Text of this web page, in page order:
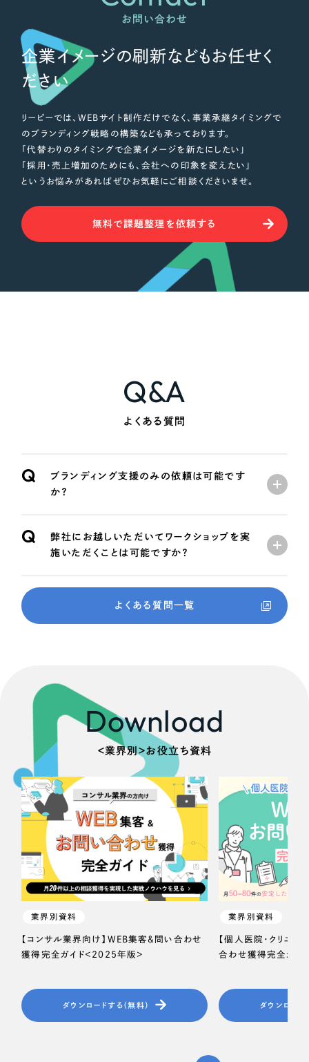
お問い合わせ
企業イメージの刷新などもお任せく
ださい
リーピーでは、WEBサイト制作だけでなく、事業承継タイミングで
のブランディング戦略の構築なども承っております。
「代替わりのタイミングで企業イメージを新たにしたい」
「採用・売上増加のためにも、会社への印象を変えたい」
というお悩みがあればぜひお気軽にご相談くださいませ。
無料で課題整理を依頼する
Q&A
よくある質問
ブランディング支援のみの依頼は可能です
か？
Q
弊社にお越しいただいてワークショップを実
施いただくことは可能ですか？
Q
よくある質問一覧
Download
＜業界別＞お役立ち資料
業界別資料
【コンサル業界向け】WEB集客＆問い合わせ
獲得完全ガイド＜2025年版＞
ダウンロードする（無料）
業界別資料
【個人医院・クリニッ
合わせ獲得完全ガイ
ダウンロード